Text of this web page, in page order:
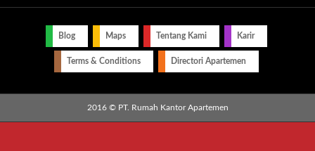
Blog Maps Tentang Kami Karir
Terms & Conditions Directori Apartemen
2016 © PT. Rumah Kantor Apartemen